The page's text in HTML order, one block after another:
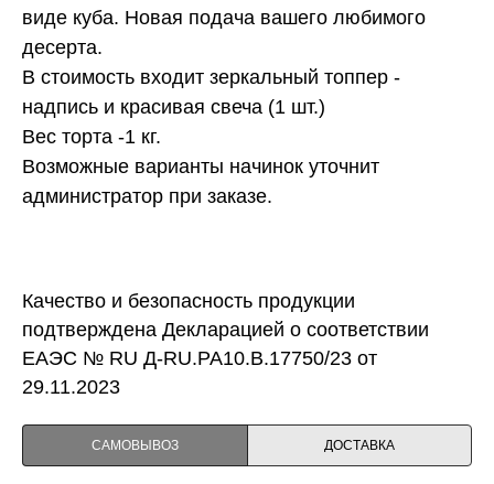
виде куба. Новая подача вашего любимого
десерта.
В стоимость входит зеркальный топпер -
надпись и красивая свеча (1 шт.)
Вес торта -1 кг.
Возможные варианты начинок уточнит
администратор при заказе.
Качество и безопасность продукции
подтверждена Декларацией о соответствии
ЕАЭС № RU Д-RU.PA10.B.17750/23 от
29.11.2023
САМОВЫВОЗ ДОСТАВКА